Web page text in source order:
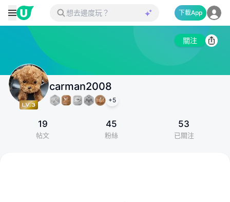
下載App
關注
carman2008
+5
19
帖文
45
粉絲
53
已關注